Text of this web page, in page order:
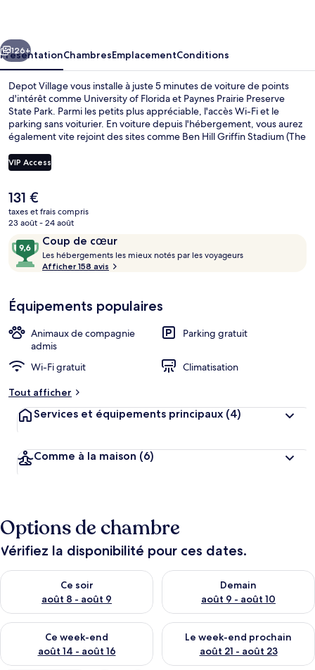
Suivant
126+
PrésentationChambresEmplacementConditions
Depot Village vous installe à juste 5 minutes de voiture de points
d'intérêt comme University of Florida et Paynes Prairie Preserve
State Park. Parmi les petits plus appréciable, l'accès Wi-Fi et le
parking sans voiturier. En voiture depuis l'hébergement, vous aurez
également vite rejoint des sites comme Ben Hill Griffin Stadium (The
VIP Access
Le
prix
actuel
de
131 €.
131 €
taxes et frais compris
23 août - 24 août
Avis
voyageurs
Coup de cœur
9,6
sur
10,
cœur
Les hébergements les mieux notés par les voyageurs
b
e
u
x
n
o
t
é
Afficher 158 avis
Équipements populaires
Animaux de compagnie
admis
Parking gratuit
Wi-Fi gratuit
Climatisation
Tout afficher
Services et équipements principaux (4)
Comme à la maison (6)
Options de chambre
Vérifiez la disponibilité pour ces dates.
Ce soir
août 8 - août 9
Vérifier la disponibilité pour ce soir août 8 - août 9
Demain
août 9 - août 10
Vérifier la disponibilité pour
Ce week-end
août 14 - août 16
Vérifier la disponibilité pour ce week-end août 14 - août 16
Le week-end prochain
août 21 - août 23
Vérifier la disponibilité pour